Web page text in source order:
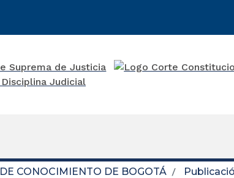
CONOCIMIENTO DE BOGOTÁ